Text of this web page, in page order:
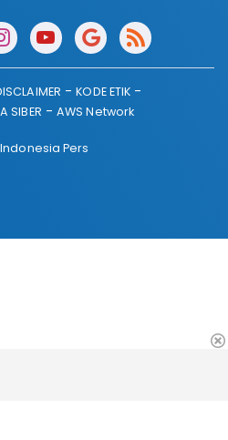
KODE ETIK
SIBER
AWS Network
Pers